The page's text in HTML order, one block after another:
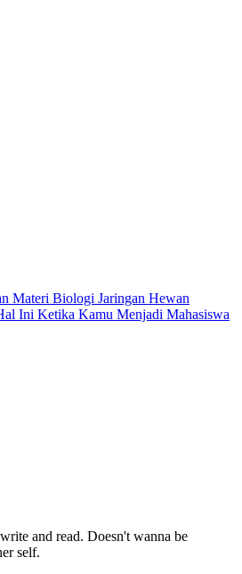
Materi Biologi Jaringan Hewan
Ini Ketika Kamu Menjadi Mahasiswa
and read. Doesn't wanna be
self.